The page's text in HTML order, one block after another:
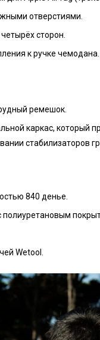
отверстиями.
сторон.
к ручке чемодана.
ремешок.
каркас, который
стабилизаторов
840 денье.
полиуретановым
Wetool.